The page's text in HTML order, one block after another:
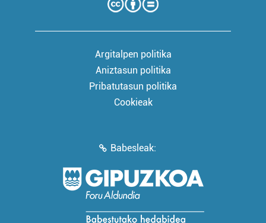
Argitalpen politika
Aniztasun politika
Pribatutasun politika
Cookieak
Babesleak: